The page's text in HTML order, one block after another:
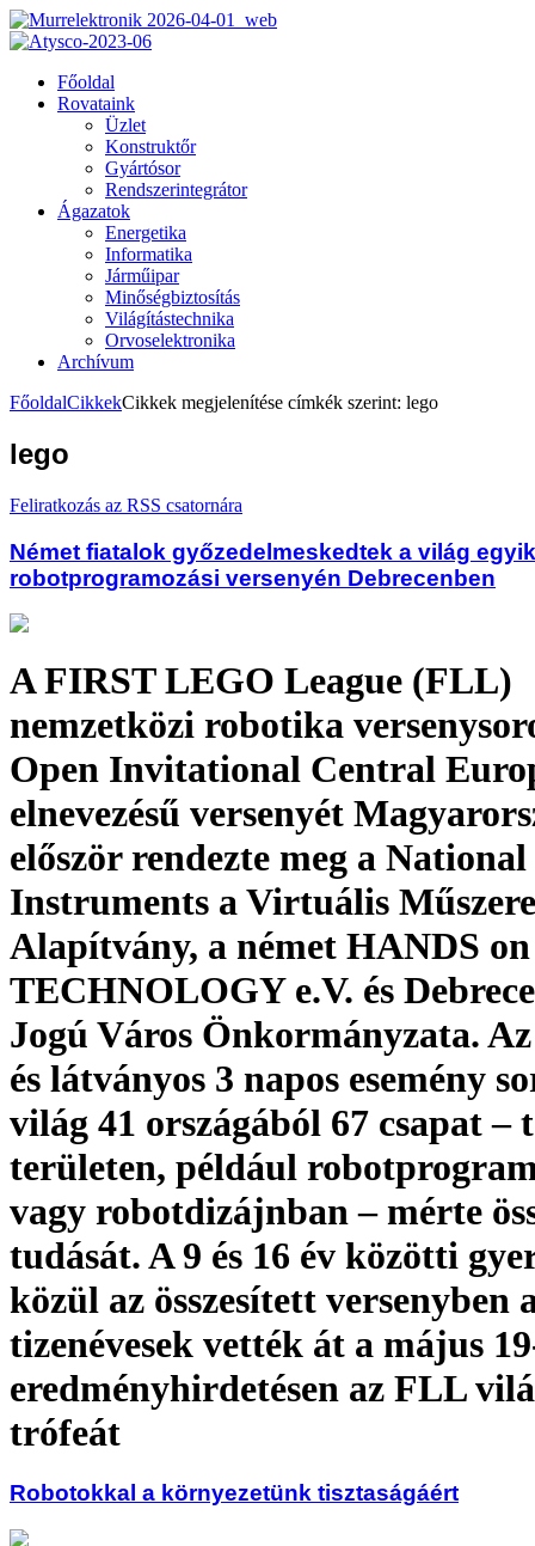
Főoldal
Rovataink
Üzlet
Konstruktőr
Gyártósor
Rendszerintegrátor
Ágazatok
Energetika
Informatika
Járműipar
Minőségbiztosítás
Világítástechnika
Orvoselektronika
Archívum
FőoldalCikkekCikkek megjelenítése címkék szerint: lego
lego
Feliratkozás az RSS csatornára
Német fiatalok győzedelmeskedtek a világ
robotprogramozási versenyén Debrecenben
A FIRST LEGO League (FLL)
nemzetközi robotika
Open Invitational Central
elnevezésű versenyét
először rendezte meg a National
Instruments a Virtuális
Alapítvány, a német HANDS on
TECHNOLOGY e.V. és
Jogú Város Önkormányzata.
és látványos 3 napos esemény
világ 41 országából 67 csapat –
területen, például
vagy robotdizájnban – mérte
tudását. A 9 és 16 év közötti
közül az összesített versenyben
tizenévesek vették át a május
eredményhirdetésen az FLL
trófeát
Robotokkal a környezetünk tisztaságáért